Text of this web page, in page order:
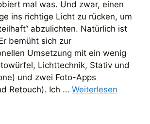
mal was. Und zwar, einen
ins richtige Licht zu rücken, um
abzulichten. Natürlich ist
bemüht sich zur
Umsetzung mit ein wenig
Lichttechnik, Stativ und
und zwei Foto-Apps
Retouch). Ich … Weiterlesen